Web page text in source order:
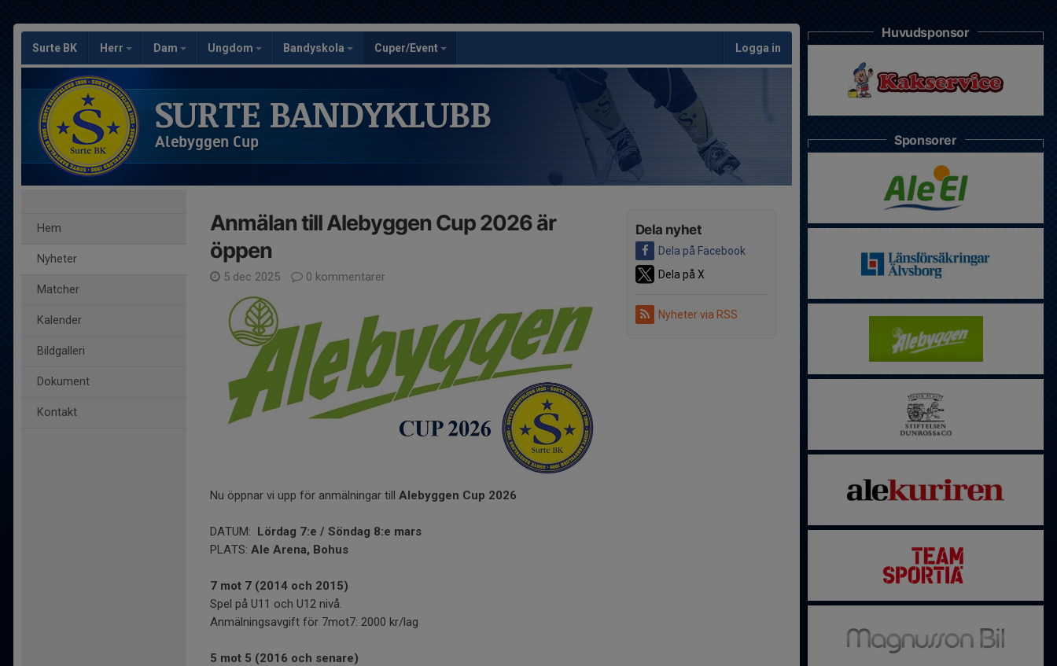
Surte BK Herr Dam Ungdom Bandyskola Cuper/Event Logga in
SURTE BANDYKLUBB
Alebyggen Cup
Hem
Nyheter
Matcher
Kalender
Bildgalleri
Dokument
Kontakt
Dela nyhet
Dela på Facebook
Dela på X
Nyheter via RSS
Anmälan till Alebyggen Cup 2026 är
öppen
5 dec 2025 0 kommentarer
Nu öppnar vi upp för anmälningar till Alebyggen Cup 2026
DATUM: Lördag 7:e / Söndag 8:e mars
PLATS: Ale Arena, Bohus
7 mot 7 (2014 och 2015)
Spel på U11 och U12 nivå.
Anmälningsavgift för 7mot7: 2000 kr/lag
5 mot 5 (2016 och senare)
Huvudsponsor
Sponsorer